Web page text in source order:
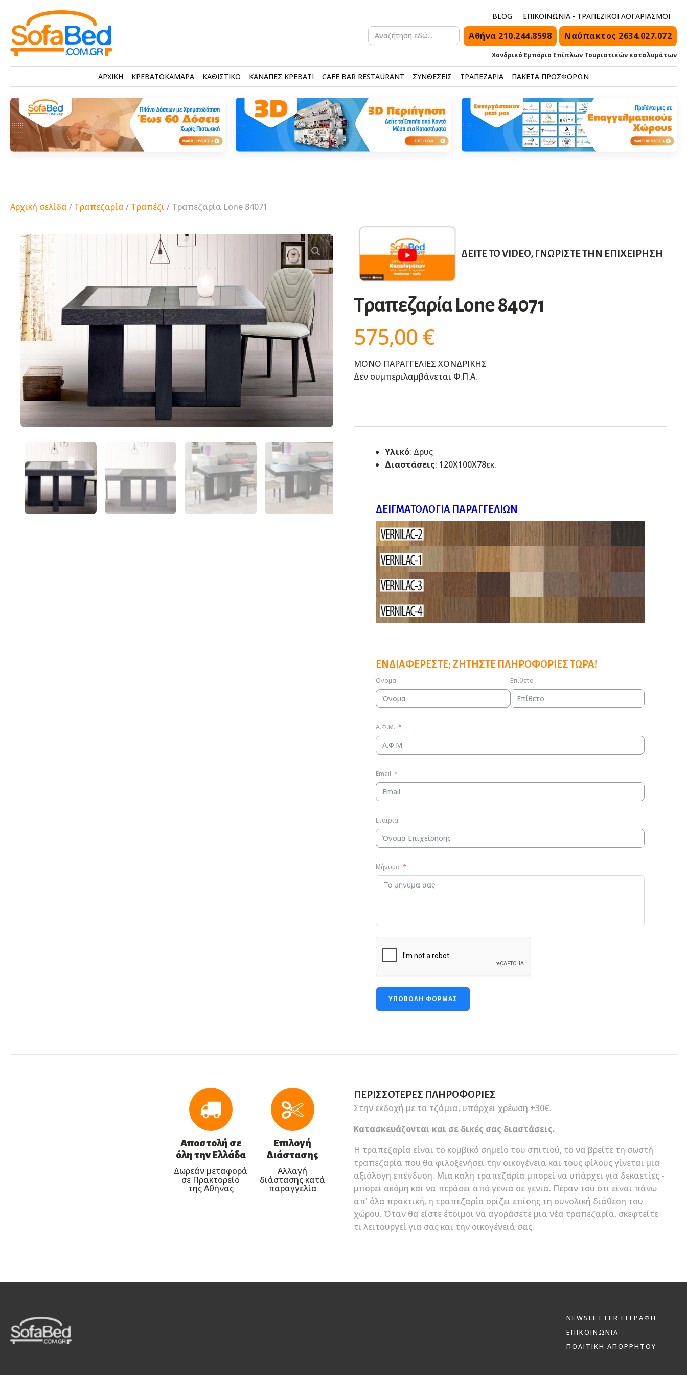
Search
for:
BLOG ΕΠΙΚΟΙΝΩΝΙΑ - ΤΡΑΠΕΖΙΚΟΙ ΛΟΓΑΡΙΑΣΜΟΙ
Αθήνα 210.244.8598 Ναύπακτος 2634.027.072
Χονδρικό Εμπόριο Επίπλων Τουριστικών καταλυμάτων
ΑΡΧΙΚΗ ΚΡΕΒΑΤΟΚΑΜΑΡΑ ΚΑΘΙΣΤΙΚΟ ΚΑΝΑΠΕΣ ΚΡΕΒΑΤΙ CAFE BAR RESTAURANT ΣΥΝΘΕΣΕΙΣ ΤΡΑΠΕΖΑΡΙΑ ΠΑΚΕΤΑ ΠΡΟΣΦΟΡΩΝ
Αρχική σελίδα / Τραπεζαρία / Τραπέζι / Τραπεζαρία Lone 84071
ΔΕΊΤΕ ΤΟ VIDEO, ΓΝΩΡΊΣΤΕ ΤΗΝ ΕΠΙΧΕΊΡΗΣΗ
Τραπεζαρία Lone 84071
575,00 €
ΜΟΝΟ ΠΑΡΑΓΓΕΛΙΕΣ ΧΟΝΔΡΙΚΗΣ
Δεν συμπεριλαμβάνεται Φ.Π.Α.
Υλικό: Δρυς
Διαστάσεις: 120Χ100Χ78εκ.
ΔΕΙΓΜΑΤΟΛΌΓΙΑ ΠΑΡΑΓΓΕΛΙΏΝ
ΕΝΔΙΑΦΈΡΕΣΤΕ; ΖΗΤΉΣΤΕ ΠΛΗΡΟΦΟΡΊΕΣ ΤΏΡΑ!
Όνομα Επίθετο
Α.Φ.Μ.
Email
Εταιρία
Μήνυμα
ΥΠΟΒΟΛΉ ΦΌΡΜΑΣ
Αποστολή σε
όλη την Ελλάδα
Δωρεάν μεταφορά
σε Πρακτορείο
της Αθήνας
Επιλογή
Διάστασης
Αλλαγή
διάστασης κατά
παραγγελία
ΠΕΡΙΣΣΌΤΕΡΕΣ ΠΛΗΡΟΦΟΡΊΕΣ
Στην εκδοχή με τα τζάμια, υπάρχει χρέωση +30€.
Κατασκευάζονται και σε δικές σας διαστάσεις.
Η τραπεζαρία είναι το κομβικό σημείο του σπιτιού, το να βρείτε τη σωστή
τραπεζαρία που θα φιλοξενήσει την οικογένεια και τους φίλους γίνεται μια
αξιόλογη επένδυση. Μια καλή τραπεζαρία μπορεί να υπάρχει για δεκαετίες -
μπορεί ακόμη και να περάσει από γενιά σε γενιά. Πέραν του ότι είναι πάνω
απ' όλα πρακτική, η τραπεζαρία ορίζει επίσης τη συνολική διάθεση του
χώρου. Όταν θα είστε έτοιμοι να αγοράσετε μια νέα τραπεζαρία, σκεφτείτε
τι λειτουργεί για σας και την οικογένειά σας.
NEWSLETTER ΕΓΓΡΑΦΗ
ΕΠΙΚΟΙΝΩΝΙΑ
ΠΟΛΙΤΙΚΗ ΑΠΟΡΡΗΤΟΥ